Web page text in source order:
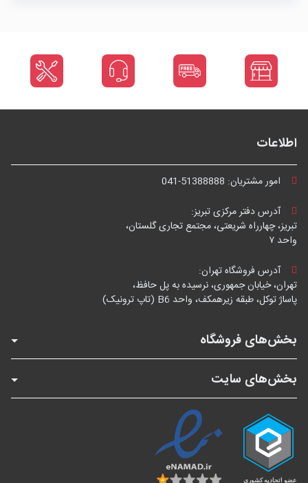
اطلاعات
امور مشتریان: 041-51388888
آدرس دفتر مرکزی تبریز:
تبریز، چهارراه شریعتی، مجتمع تجاری گلستان،
واحد ۷
آدرس فروشگاه تهران:
تهران، خیابان جمهوری، نرسیده به پل حافظ،
پاساژ توکل، طبقه زیرهمکف، واحد B6 (تاپ ترونیک)
بخش‌های فروشگاه
بخش‌های سایت